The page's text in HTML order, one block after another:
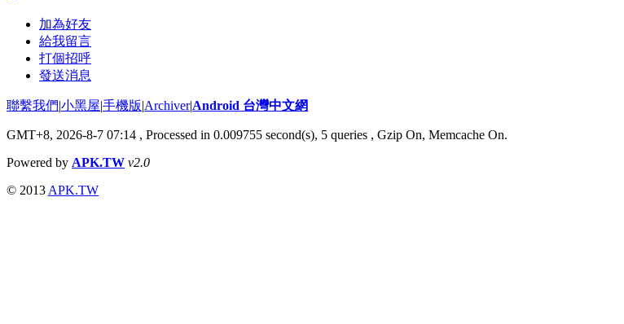
加為好友
給我留言
打個招呼
發送消息
聯繫我們|小黑屋|手機版|Archiver|Android 台灣中文網
GMT+8, 2026-8-7 07:14 , Processed in 0.009755 second(s), 5 queries , Gzip On, Memcache On.
Powered by APK.TW v2.0
© 2013 APK.TW